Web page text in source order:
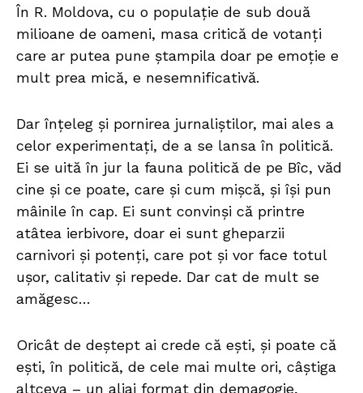
În R. Moldova, cu o populație de sub două
milioane de oameni, masa critică de votanți
care ar putea pune ștampila doar pe emoție e
mult prea mică, e nesemnificativă.
Dar înțeleg și pornirea jurnaliștilor, mai ales a
celor experimentați, de a se lansa în politică.
Ei se uită în jur la fauna politică de pe Bîc, văd
cine și ce poate, care și cum mișcă, și își pun
mâinile în cap. Ei sunt convinși că printre
atâtea ierbivore, doar ei sunt gheparzii
carnivori și potenți, care pot și vor face totul
ușor, calitativ și repede. Dar cat de mult se
amăgesc…
Oricât de deștept ai crede că ești, și poate că
ești, în politică, de cele mai multe ori, câștiga
altceva – un aliaj format din demagogie,